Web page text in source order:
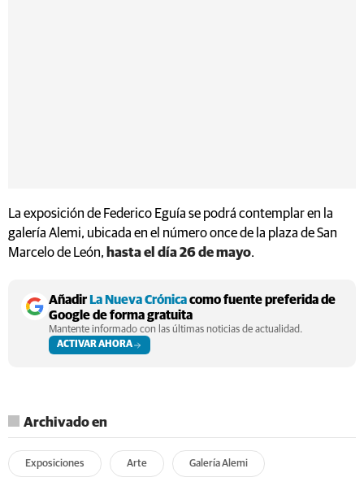
La exposición de Federico Eguía se podrá contemplar en la
galería Alemi, ubicada en el número once de la plaza de San
Marcelo de León, hasta el día 26 de mayo.
Añadir La Nueva Crónicacomo fuente preferida de
Google de forma gratuita
Mantente informado con las últimas noticias de actualidad.
ACTIVAR AHORA
Archivado en
Exposiciones Arte Galería Alemi